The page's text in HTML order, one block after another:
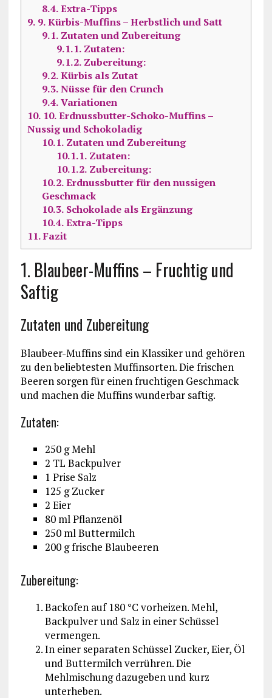
8.4.Extra-Tipps
9.9. Kürbis-Muffins – Herbstlich und Satt
9.1.Zutaten und Zubereitung
9.1.1. Zutaten:
9.1.2. Zubereitung:
9.2.Kürbis als Zutat
9.3.Nüsse für den Crunch
9.4.Variationen
10.10. Erdnussbutter-Schoko-Muffins –
Nussig und Schokoladig
10.1.Zutaten und Zubereitung
10.1.1. Zutaten:
10.1.2. Zubereitung:
10.2.Erdnussbutter für den nussigen
Geschmack
10.3.Schokolade als Ergänzung
10.4.Extra-Tipps
11.Fazit
1. Blaubeer-Muffins – Fruchtig und
Saftig
Zutaten und Zubereitung
Blaubeer-Muffins sind ein Klassiker und gehören
zu den beliebtesten Muffinsorten. Die frischen
Beeren sorgen für einen fruchtigen Geschmack
und machen die Muffins wunderbar saftig.
Zutaten:
250 g Mehl
2 TL Backpulver
1 Prise Salz
125 g Zucker
2 Eier
80 ml Pflanzenöl
250 ml Buttermilch
200 g frische Blaubeeren
Zubereitung:
Backofen auf 180 °C vorheizen. Mehl,
Backpulver und Salz in einer Schüssel
vermengen.
In einer separaten Schüssel Zucker, Eier, Öl
und Buttermilch verrühren. Die
Mehlmischung dazugeben und kurz
unterheben.